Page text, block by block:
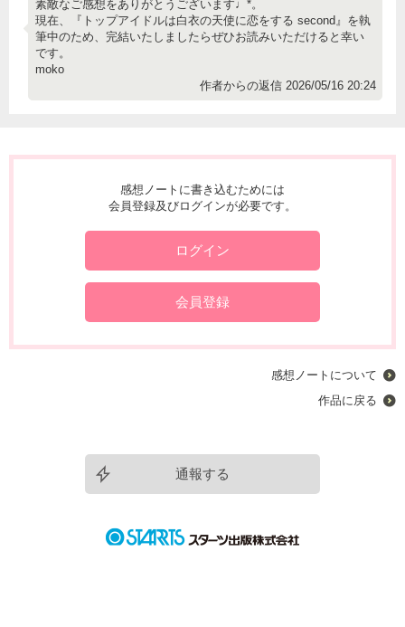
素敵なご感想をありがとうございます♩*。
現在、『トップアイドルは白衣の天使に恋をする second』を執
筆中のため、完結いたしましたらぜひお読みいただけると幸い
です。
moko
作者からの返信 2026/05/16 20:24
感想ノートに書き込むためには
会員登録及びログインが必要です。
ログイン
会員登録
感想ノートについて
作品に戻る
通報する